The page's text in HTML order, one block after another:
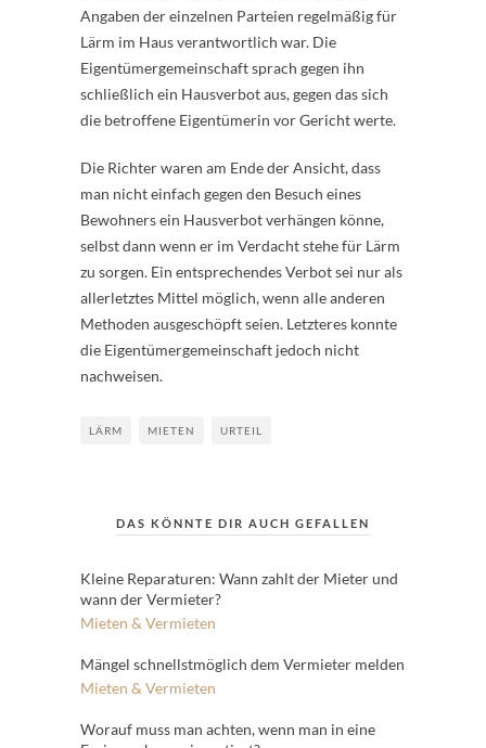
Angaben der einzelnen Parteien regelmäßig für
Lärm im Haus verantwortlich war. Die
Eigentümergemeinschaft sprach gegen ihn
schließlich ein Hausverbot aus, gegen das sich
die betroffene Eigentümerin vor Gericht werte.
Die Richter waren am Ende der Ansicht, dass
man nicht einfach gegen den Besuch eines
Bewohners ein Hausverbot verhängen könne,
selbst dann wenn er im Verdacht stehe für Lärm
zu sorgen. Ein entsprechendes Verbot sei nur als
allerletztes Mittel möglich, wenn alle anderen
Methoden ausgeschöpft seien. Letzteres konnte
die Eigentümergemeinschaft jedoch nicht
nachweisen.
LÄRM MIETEN URTEIL
DAS KÖNNTE DIR AUCH GEFALLEN
Kleine Reparaturen: Wann zahlt der Mieter und
wann der Vermieter?
Mieten & Vermieten
Mängel schnellstmöglich dem Vermieter melden
Mieten & Vermieten
Worauf muss man achten, wenn man in eine